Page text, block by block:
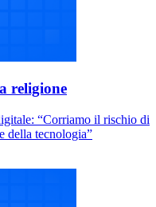
religione
“Corriamo il rischio di
della tecnologia”